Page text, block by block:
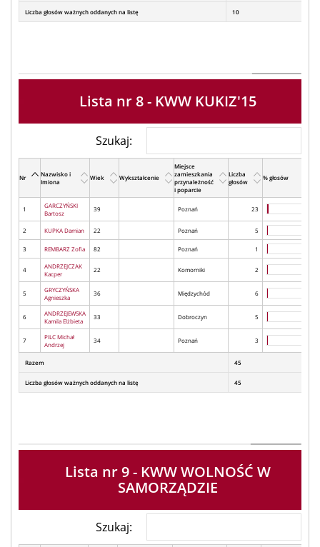
Liczba głosów ważnych oddanych na listę 10
Lista nr 8 - KWW KUKIZ'15
Szukaj:
Nr
Nazwisko i
Imiona
Wiek Wykształcenie
Miejsce
zamieszkania
przynależność
i poparcie
Liczba
głosów
% głosów
1
GARCZYŃSKI
Bartosz
39 Poznań 23
2 KUPKA Damian 22 Poznań 5
3 REMBARZ Zofia 82 Poznań 1
4
ANDRZEJCZAK
Kacper
22 Komorniki 2
5
GRYCZYŃSKA
Agnieszka
36 Międzychód 6
6
ANDRZEJEWSKA
Kamila Elżbieta
33 Dobroczyn 5
7
PILC Michał
Andrzej
34 Poznań 3
Razem 45
Liczba głosów ważnych oddanych na listę 45
Lista nr 9 - KWW WOLNOŚĆ W
SAMORZĄDZIE
Szukaj: